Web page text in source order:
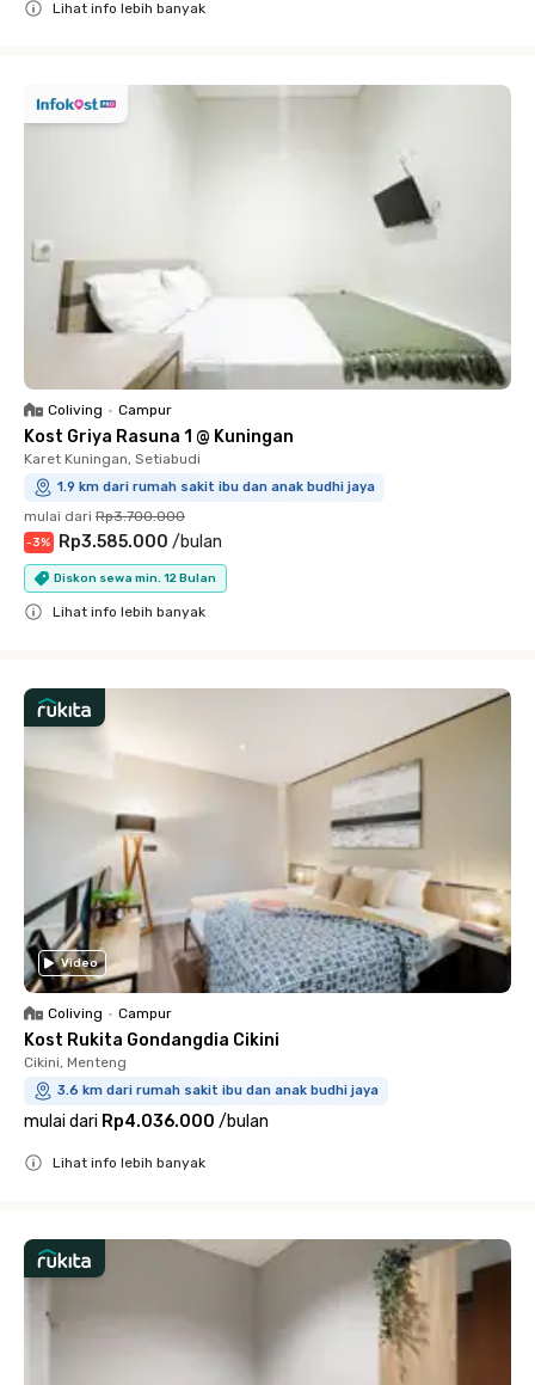
Lihat info lebih banyak
Coliving • Campur
Kost Griya Rasuna 1 @ Kuningan
Karet Kuningan, Setiabudi
1.9 km dari rumah sakit ibu dan anak budhi jaya
mulai dari Rp3.700.000
-3% Rp3.585.000 /bulan
Diskon sewa min. 12 Bulan
Lihat info lebih banyak
Video
Coliving • Campur
Kost Rukita Gondangdia Cikini
Cikini, Menteng
3.6 km dari rumah sakit ibu dan anak budhi jaya
mulai dari Rp4.036.000 /bulan
Lihat info lebih banyak